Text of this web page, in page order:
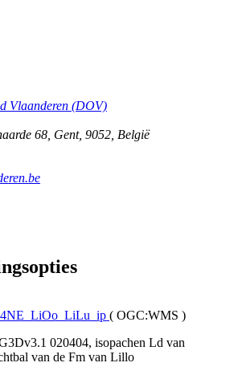
Vlaanderen (DOV)
68, Gent, 9052, België
( OGC:WMS )
020404, isopachen Ld van
van de Fm van Lillo